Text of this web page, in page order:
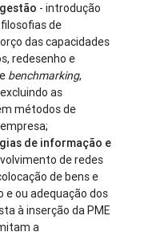
- introdução
de
das capacidades
redesenho e
benchmarking,
as
métodos de
de informação e
de redes
de bens e
e ou adequação dos
à inserção da PME
a